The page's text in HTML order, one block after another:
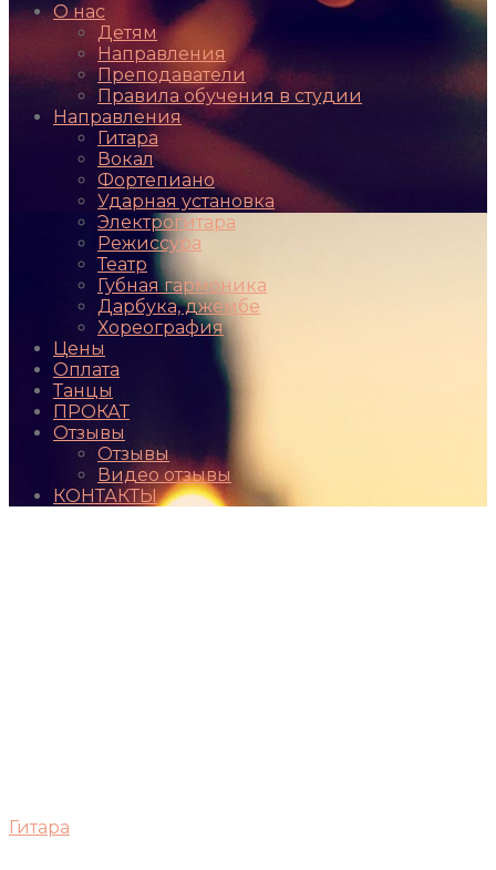
О нас
Детям
Направления
Преподаватели
Правила обучения в студии
Направления
Гитара
Вокал
Фортепиано
Ударная установка
Электрогитара
Режиссура
Театр
Губная гармоника
Дарбука, джембе
Хореография
Цены
Оплата
Танцы
ПРОКАТ
Отзывы
Отзывы
Видео отзывы
КОНТАКТЫ
Гитара